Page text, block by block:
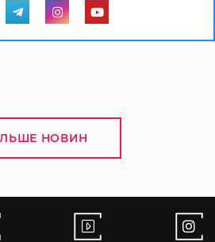
НОВИН